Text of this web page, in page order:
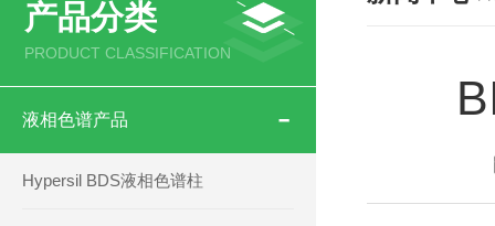
产品分类
PRODUCT CLASSIFICATION
液相色谱产品
Hypersil BDS液相色谱柱